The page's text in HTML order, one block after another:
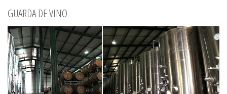
GUARDA DE VINO